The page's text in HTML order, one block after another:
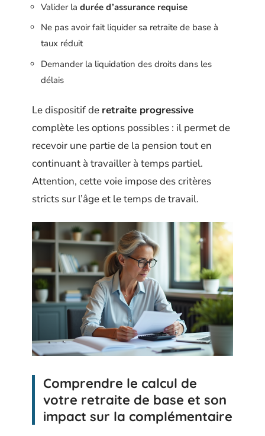
Valider la durée d’assurance requise
Ne pas avoir fait liquider sa retraite de base à
taux réduit
Demander la liquidation des droits dans les
délais
Le dispositif de retraite progressive
complète les options possibles : il permet de
recevoir une partie de la pension tout en
continuant à travailler à temps partiel.
Attention, cette voie impose des critères
stricts sur l’âge et le temps de travail.
Comprendre le calcul de
votre retraite de base et son
impact sur la complémentaire